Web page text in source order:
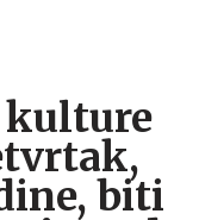
kulture
biti